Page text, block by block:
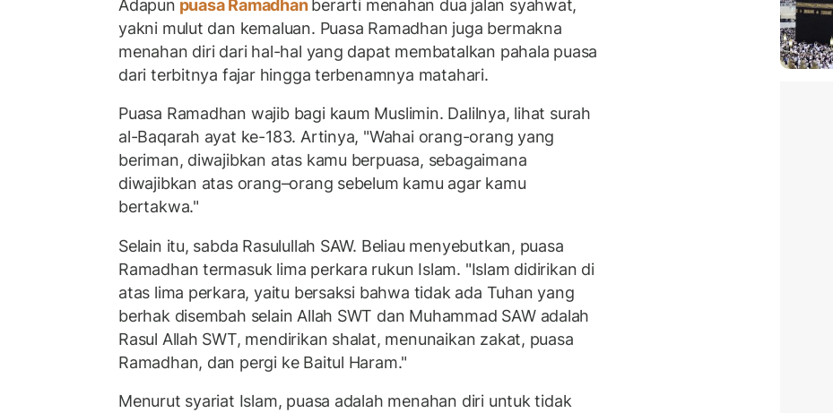
Adapun puasa Ramadhanberarti menahan dua jalan syahwat,
yakni mulut dan kemaluan. Puasa Ramadhan juga bermakna
menahan diri dari hal-hal yang dapat membatalkan pahala puasa
dari terbitnya fajar hingga terbenamnya matahari.
Puasa Ramadhan wajib bagi kaum Muslimin. Dalilnya, lihat surah
al-Baqarah ayat ke-183. Artinya, "Wahai orang-orang yang
beriman, diwajibkan atas kamu berpuasa, sebagaimana
diwajibkan atas orang–orang sebelum kamu agar kamu
bertakwa."
Selain itu, sabda Rasulullah SAW. Beliau menyebutkan, puasa
Ramadhan termasuk lima perkara rukun Islam. "Islam didirikan di
atas lima perkara, yaitu bersaksi bahwa tidak ada Tuhan yang
berhak disembah selain Allah SWT dan Muhammad SAW adalah
Rasul Allah SWT, mendirikan shalat, menunaikan zakat, puasa
Ramadhan, dan pergi ke Baitul Haram."
Menurut syariat Islam, puasa adalah menahan diri untuk tidak